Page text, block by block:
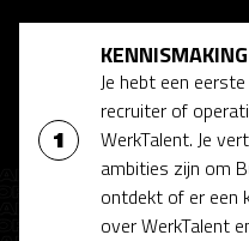
KENNISMAKING
Je hebt een
recruiter of
WerkTalent. Je
ambities zijn om
ontdekt of er een
over WerkTalent